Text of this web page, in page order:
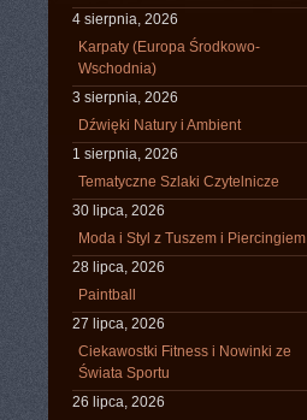
4 sierpnia, 2026
Karpaty (Europa Środkowo-
Wschodnia)
3 sierpnia, 2026
Dźwięki Natury i Ambient
1 sierpnia, 2026
Tematyczne Szlaki Czytelnicze
30 lipca, 2026
Moda i Styl z Tuszem i Piercingiem
28 lipca, 2026
Paintball
27 lipca, 2026
Ciekawostki Fitness i Nowinki ze
Świata Sportu
26 lipca, 2026